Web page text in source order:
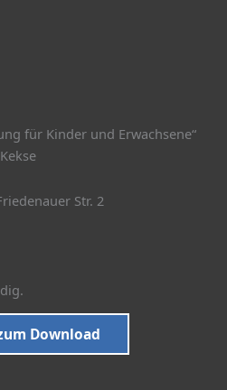
für Kinder und Erwachsene“
Str. 2
Download